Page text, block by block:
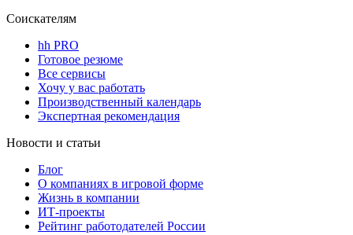
Соискателям
hh PRO
Готовое резюме
Все сервисы
Хочу у вас работать
Производственный календарь
Экспертная рекомендация
Новости и статьи
Блог
О компаниях в игровой форме
Жизнь в компании
ИТ-проекты
Рейтинг работодателей России